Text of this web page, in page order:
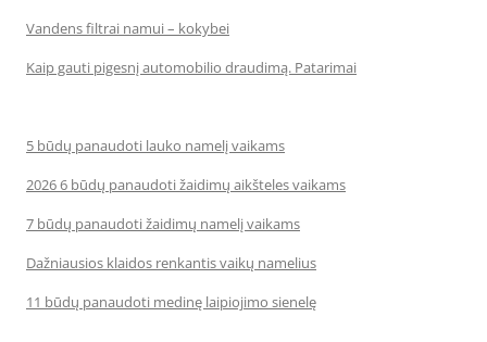
Vandens filtrai namui – kokybei
Kaip gauti pigesnį automobilio draudimą. Patarimai
5 būdų panaudoti lauko namelį vaikams
2026 6 būdų panaudoti žaidimų aikšteles vaikams
7 būdų panaudoti žaidimų namelį vaikams
Dažniausios klaidos renkantis vaikų namelius
11 būdų panaudoti medinę laipiojimo sienelę